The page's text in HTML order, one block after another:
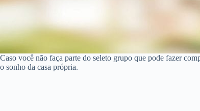
Caso você não faça parte do seleto grupo que pode fazer
o sonho da casa própria.